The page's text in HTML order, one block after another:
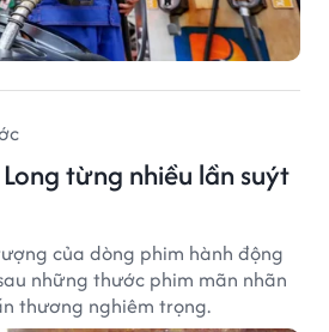
từng nhiều lần suýt
của dòng phim hành động
những thước phim mãn nhãn
thương nghiêm trọng.